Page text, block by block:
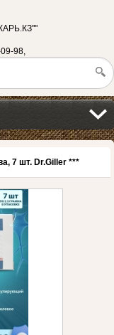
98,
7 шт. Dr.Giller ***